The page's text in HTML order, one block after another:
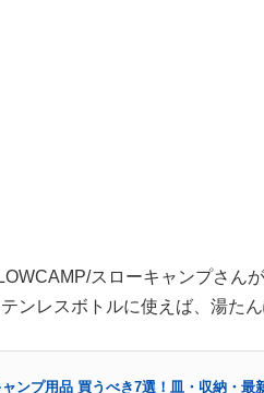
スローキャンプさん
ンレスボトルに使えば、湯たん
ンプ用品 買うべき7選！皿・収納・最